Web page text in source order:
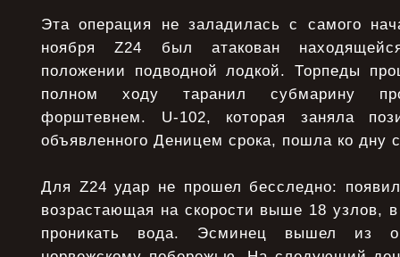
Эта операция не заладилась с самого
ноября Z24 был атакован
положении подводной лодкой. Торпеды
полном ходу таранил субмарину
форштевнем. U-102, которая заняла
объявленного Деницем срока, пошла ко дну
Для Z24 удар не прошел бесследно:
возрастающая на скорости выше 18 узлов,
проникать вода. Эсминец вышел из